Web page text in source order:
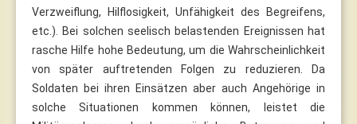
Verzweiflung, Hilflosigkeit, Unfähigkeit des Begreifens,
etc.). Bei solchen seelisch belastenden Ereignissen hat
rasche Hilfe hohe Bedeutung, um die Wahrscheinlichkeit
von später auftretenden Folgen zu reduzieren. Da
Soldaten bei ihren Einsätzen aber auch Angehörige in
solche Situationen kommen können, leistet die